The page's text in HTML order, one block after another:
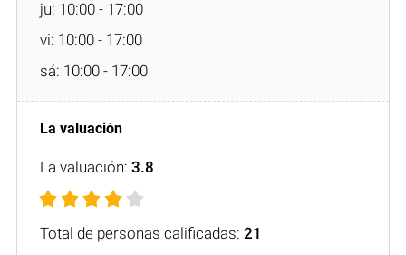
ju: 10:00 - 17:00
vi: 10:00 - 17:00
sá: 10:00 - 17:00
La valuación: 3.8
Total de personas calificadas: 21